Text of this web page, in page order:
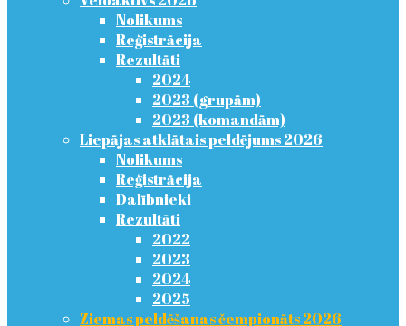
Nolikums
Reģistrācija
Rezultāti
2024
2023 (grupām)
2023 (komandām)
Liepājas atklātais peldējums 2026
Nolikums
Reģistrācija
Dalībnieki
Rezultāti
2022
2023
2024
2025
Ziemas peldēšanas čempionāts 2026